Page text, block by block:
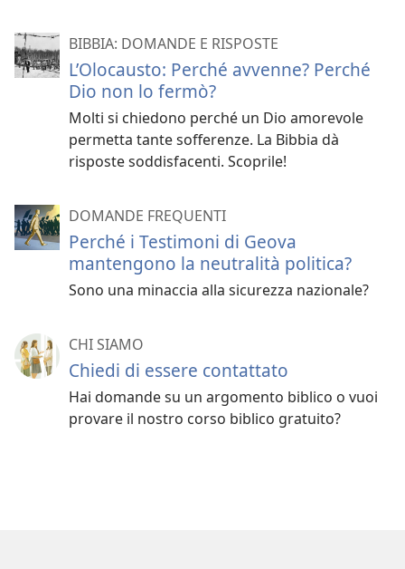
BIBBIA: DOMANDE E RISPOSTE
L’Olocausto: Perché avvenne? Perché
Dio non lo fermò?
Molti si chiedono perché un Dio amorevole
permetta tante sofferenze. La Bibbia dà
risposte soddisfacenti. Scoprile!
DOMANDE FREQUENTI
Perché i Testimoni di Geova
mantengono la neutralità politica?
Sono una minaccia alla sicurezza nazionale?
CHI SIAMO
Chiedi di essere contattato
Hai domande su un argomento biblico o vuoi
provare il nostro corso biblico gratuito?